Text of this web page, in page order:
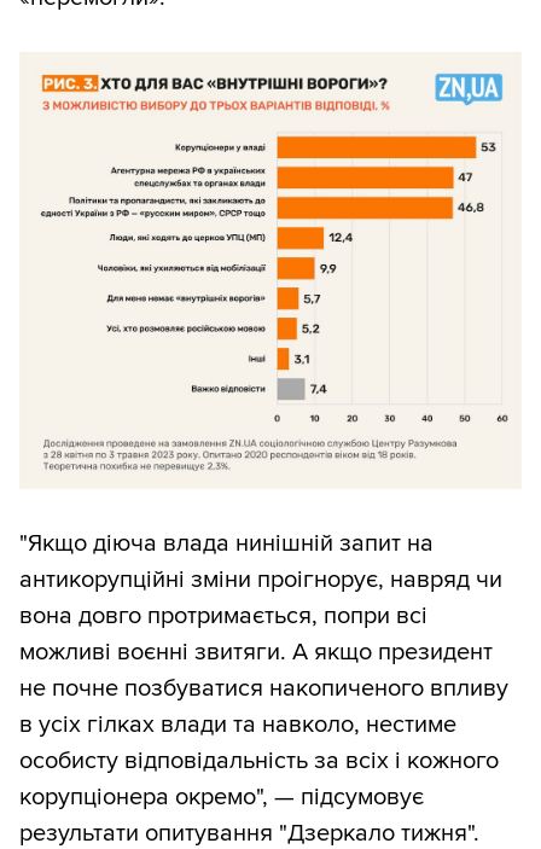
"Якщо діюча влада нинішній запит на
антикорупційні зміни проігнорує, навряд чи
вона довго протримається, попри всі
можливі воєнні звитяги. А якщо президент
не почне позбуватися накопиченого впливу
в усіх гілках влади та навколо, нестиме
особисту відповідальність за всіх і кожного
корупціонера окремо", — підсумовує
результати опитування "Дзеркало тижня".